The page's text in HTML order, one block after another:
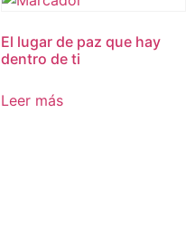
El lugar de paz que hay
dentro de ti
Leer más